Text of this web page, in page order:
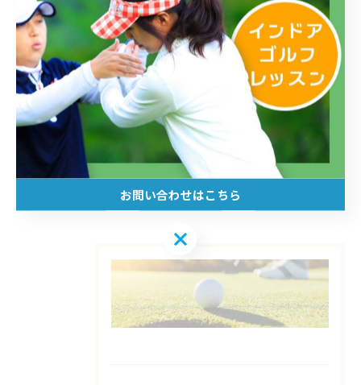
三鷹でコースレッスンを実施
--------------------------------------------------------------------
--
お知らせ コースレッスン
一覧に戻る
お問い合わせはこちら
お問い合わせはこちら